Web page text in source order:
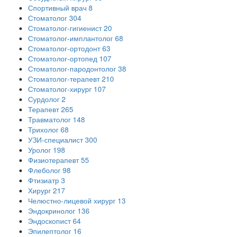
Спортивный врач 8
Стоматолог 304
Стоматолог-гигиенист 20
Стоматолог-имплантолог 68
Стоматолог-ортодонт 63
Стоматолог-ортопед 107
Стоматолог-пародонтолог 38
Стоматолог-терапевт 210
Стоматолог-хирург 107
Сурдолог 2
Терапевт 265
Травматолог 148
Трихолог 68
УЗИ-специалист 300
Уролог 198
Физиотерапевт 55
Флеболог 98
Фтизиатр 3
Хирург 217
Челюстно-лицевой хирург 13
Эндокринолог 136
Эндоскопист 64
Эпилептолог 16